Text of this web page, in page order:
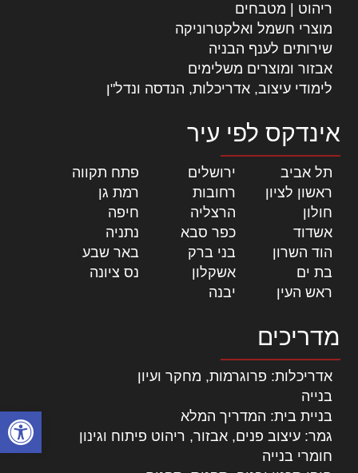
פתח
ריהוט | מטבחים
מוצרי חשמל ואלקטרוניקה
שירותים לענף הבניה
אבזור ומוצרים משלימים
לימודי עיצוב, אדריכלות, הנדסה ונדל"ן
אינדקס לפי עיר
תל אביב ירושלים פתח תקווה
ראשון לציון
רחובות רמת גן
חולון
הרצליה חיפה
אשדוד
כפר סבא נתניה
הוד השרון
בני ברק באר שבע
בת ים
אשקלון נס ציונה
ראש העין
יבנה
מדריכים
אדריכלות: פרוגרמות, מחקר ועיון
בנייה
בניית בית: המדריך המלא
גמר: עיצוב פנים, אבזור, ריהוט פיתוח וגינון
חומרי בנייה